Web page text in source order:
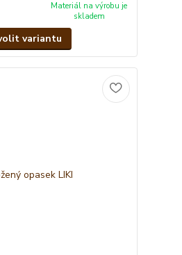
Materiál na výrobu je
skladem
variantu